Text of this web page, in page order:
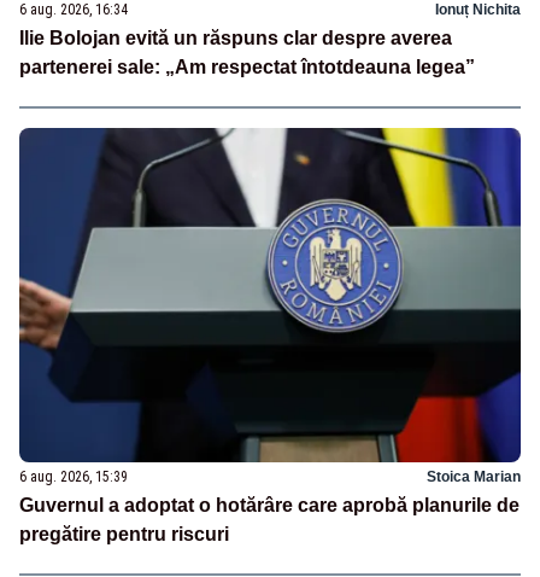
6 aug. 2026, 16:34 Ionuț Nichita
Ilie Bolojan evită un răspuns clar despre averea
partenerei sale: „Am respectat întotdeauna legea”
6 aug. 2026, 15:39 Stoica Marian
Guvernul a adoptat o hotărâre care aprobă planurile de
pregătire pentru riscuri